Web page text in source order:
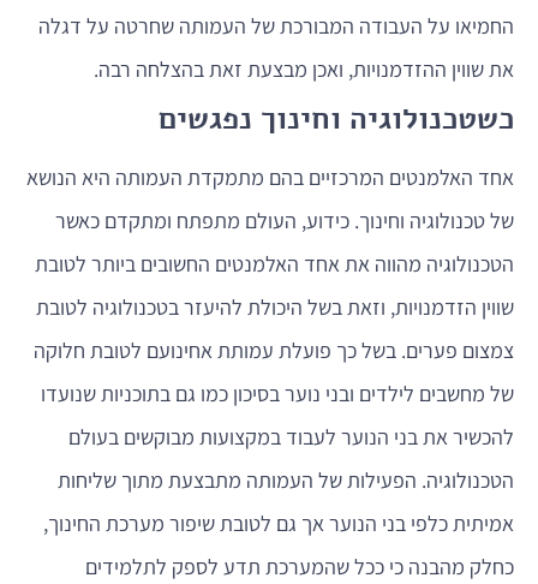
החמיאו על העבודה המבורכת של העמותה שחרטה על דגלה
את שווין ההזדמנויות, ואכן מבצעת זאת בהצלחה רבה.
כשטכנולוגיה וחינוך נפגשים
אחד האלמנטים המרכזיים בהם מתמקדת העמותה היא הנושא
של טכנולוגיה וחינוך. כידוע, העולם מתפתח ומתקדם כאשר
הטכנולוגיה מהווה את אחד האלמנטים החשובים ביותר לטובת
שווין הזדמנויות, וזאת בשל היכולת להיעזר בטכנולוגיה לטובת
צמצום פערים. בשל כך פועלת עמותת אחינועם לטובת חלוקה
של מחשבים לילדים ובני נוער בסיכון כמו גם בתוכניות שנועדו
להכשיר את בני הנוער לעבוד במקצועות מבוקשים בעולם
הטכנולוגיה. הפעילות של העמותה מתבצעת מתוך שליחות
אמיתית כלפי בני הנוער אך גם לטובת שיפור מערכת החינוך,
כחלק מהבנה כי ככל שהמערכת תדע לספק לתלמידים